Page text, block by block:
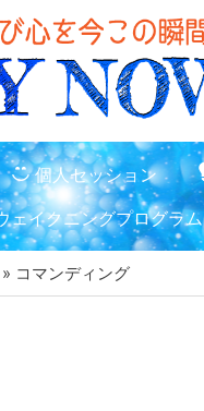
個人セッション
ェイクニングプログラム
コマンディング